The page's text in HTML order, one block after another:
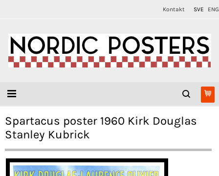
Kontakt SVE ENG
Spartacus poster 1960 Kirk Douglas
Stanley Kubrick